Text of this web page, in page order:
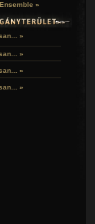
»
»
»
»
»